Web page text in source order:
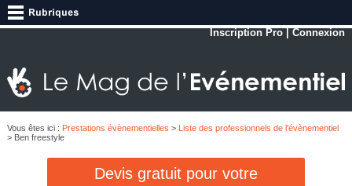
Inscription Pro |Connexion
Vous êtes ici : Prestations évènementielles >
Liste des professionnels de l'évènementiel
> Ben freestyle
Devis gratuit pour votre